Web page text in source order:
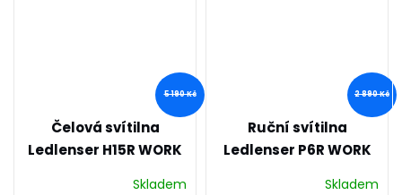
5 190 Kč
Čelová svítilna
Ledlenser H15R WORK
Skladem
2 890 Kč
Ruční svítilna
Ledlenser P6R WORK
Skladem